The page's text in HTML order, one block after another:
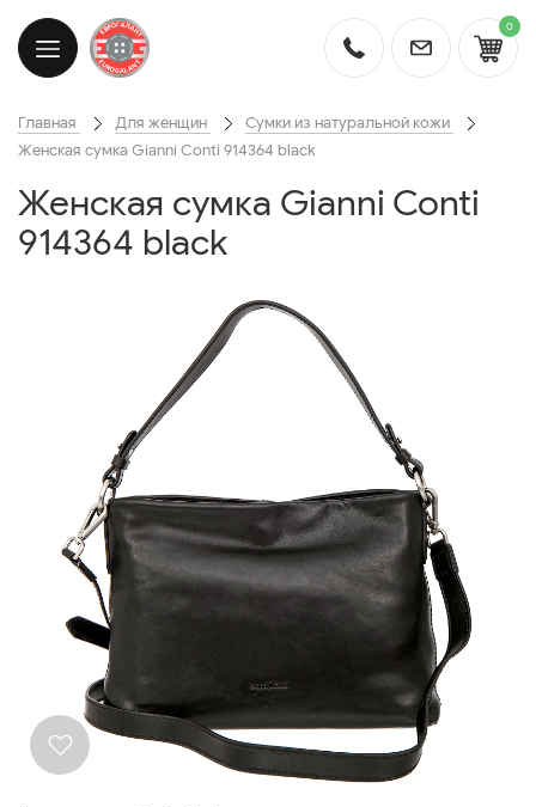
0
Главная Для женщин
Сумки из натуральной кожи
Женская сумка Gianni Conti 914364 black
Женская сумка Gianni Conti
914364 black